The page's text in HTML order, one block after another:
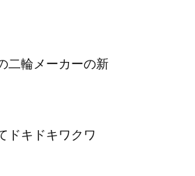
二輪メーカーの新
ドキドキワクワ